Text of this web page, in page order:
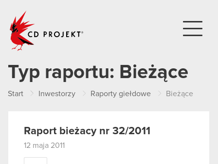
Typ raportu: Bieżące
Start Inwestorzy Raporty giełdowe Bieżące
Raport bieżacy nr 32/2011
12 maja 2011